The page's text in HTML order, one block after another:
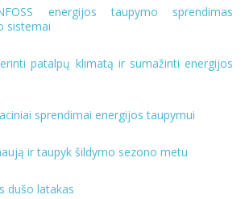
energijos taupymo sprendimas
sistemai
patalpų klimatą ir sumažinti energijos
sprendimai energijos taupymui
ir taupyk šildymo sezono metu
dušo latakas